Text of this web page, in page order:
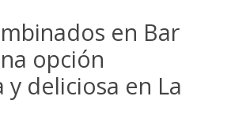
en Bar
opción
deliciosa en La